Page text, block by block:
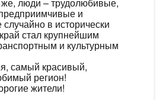
и
в исторически
стал крупнейшим
и культурным
самый красивый,
регион!
жители!